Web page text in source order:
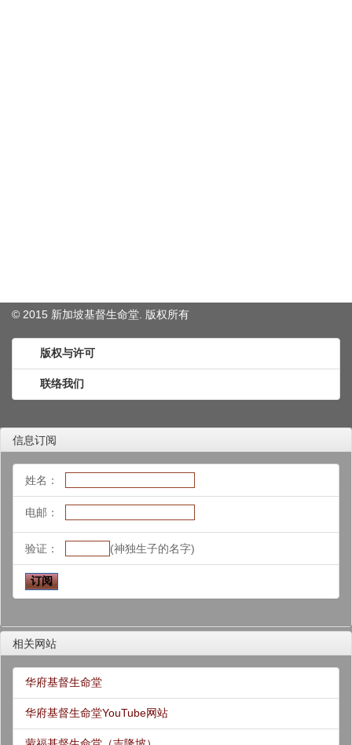
© 2015 新加坡基督生命堂. 版权所有
版权与许可
联络我们
信息订阅
姓名：
电邮：
验证： (神独生子的名字)
相关网站
华府基督生命堂
华府基督生命堂YouTube网站